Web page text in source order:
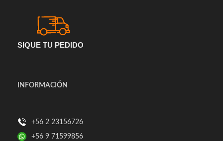
SIQUE TU PEDIDO
INFORMACIÓN
+56 2 23156726
+56 9 71599856